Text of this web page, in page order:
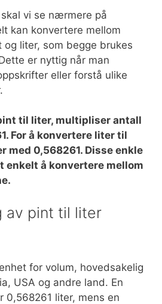
vi se nærmere på
kan konvertere mellom
og liter, som begge brukes
er nyttig når man
eller forstå ulike
til liter, multipliser antall
For å konvertere liter til
med 0,568261. Disse enkle
enkelt å konvertere mellom
av pint til liter
for volum, hovedsakelig
USA og andre land. En
0,568261 liter, mens en